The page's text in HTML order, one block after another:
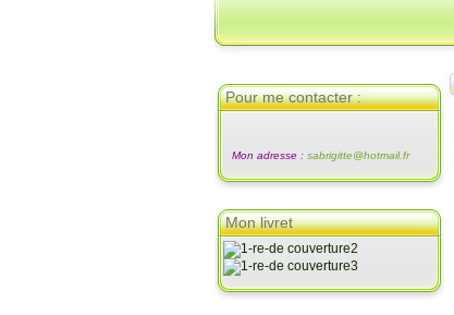
Pour me contacter :
Mon adresse : sabrigitte@hotmail.fr
Mon livret